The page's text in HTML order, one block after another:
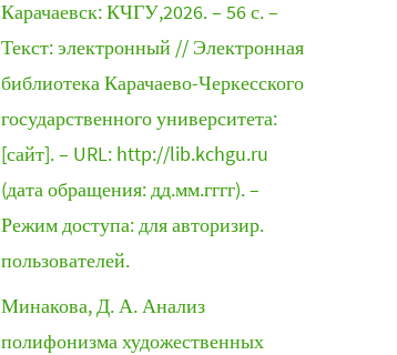
Карачаевск: КЧГУ,2026. – 56 с. –
Текст: электронный // Электронная
библиотека Карачаево-Черкесского
государственного университета:
[сайт]. – URL: http://lib.kchgu.ru
(дата обращения: дд.мм.гггг). –
Режим доступа: для авторизир.
пользователей.
Минакова, Д. А. Анализ
полифонизма художественных